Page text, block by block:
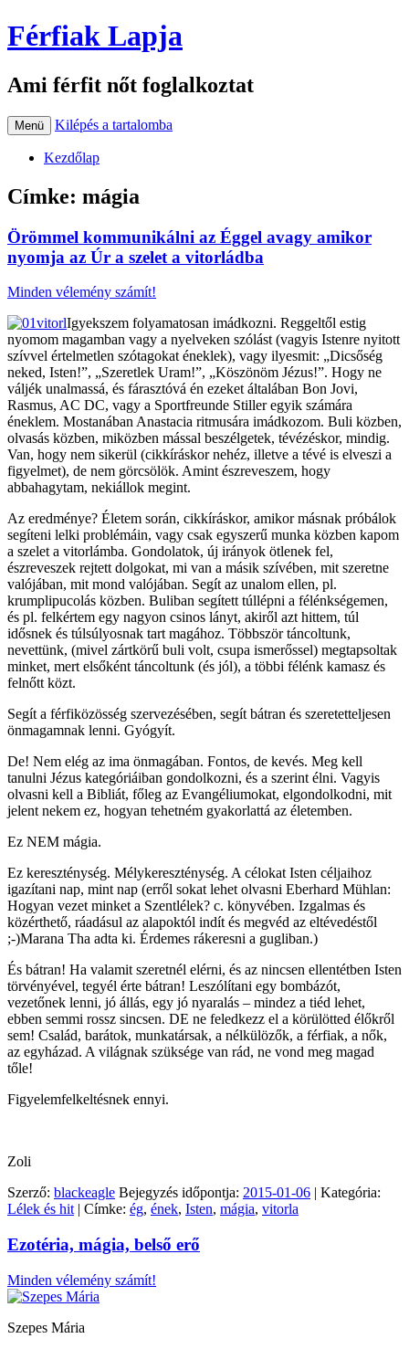
Férfiak Lapja
Ami férfit nőt foglalkoztat
Menü Kilépés a tartalomba
Kezdőlap
Címke: mágia
Örömmel kommunikálni az Éggel avagy amikor
nyomja az Úr a szelet a vitorládba
Minden vélemény számít!
Igyekszem folyamatosan imádkozni. Reggeltől estig
nyomom magamban vagy a nyelveken szólást (vagyis Istenre nyitott
szívvel értelmetlen szótagokat éneklek), vagy ilyesmit: „Dicsőség
neked, Isten!”, „Szeretlek Uram!”, „Köszönöm Jézus!”. Hogy ne
váljék unalmassá, és fárasztóvá én ezeket általában Bon Jovi,
Rasmus, AC DC, vagy a Sportfreunde Stiller egyik számára
éneklem. Mostanában Anastacia ritmusára imádkozom. Buli közben,
olvasás közben, miközben mással beszélgetek, tévézéskor, mindig.
Van, hogy nem sikerül (cikkíráskor nehéz, illetve a tévé is elveszi a
figyelmet), de nem görcsölök. Amint észreveszem, hogy
abbahagytam, nekiállok megint.
Az eredménye? Életem során, cikkíráskor, amikor másnak próbálok
segíteni lelki problémáin, vagy csak egyszerű munka közben kapom
a szelet a vitorlámba. Gondolatok, új irányok ötlenek fel,
észreveszek rejtett dolgokat, mi van a másik szívében, mit szeretne
valójában, mit mond valójában. Segít az unalom ellen, pl.
krumplipucolás közben. Buliban segített túllépni a félénkségemen,
és pl. felkértem egy nagyon csinos lányt, akiről azt hittem, túl
idősnek és túlsúlyosnak tart magához. Többször táncoltunk,
nevettünk, (mivel zártkörű buli volt, csupa ismerőssel) megtapsoltak
minket, mert elsőként táncoltunk (és jól), a többi félénk kamasz és
felnőtt közt.
Segít a férfiközösség szervezésében, segít bátran és szeretetteljesen
önmagamnak lenni. Gyógyít.
De! Nem elég az ima önmagában. Fontos, de kevés. Meg kell
tanulni Jézus kategóriáiban gondolkozni, és a szerint élni. Vagyis
olvasni kell a Bibliát, főleg az Evangéliumokat, elgondolkodni, mit
jelent nekem ez, hogyan tehetném gyakorlattá az életemben.
Ez NEM mágia.
Ez kereszténység. Mélykereszténység. A célokat Isten céljaihoz
igazítani nap, mint nap (erről sokat lehet olvasni Eberhard Mühlan:
Hogyan vezet minket a Szentlélek? c. könyvében. Izgalmas és
közérthető, ráadásul az alapoktól indít és megvéd az eltévedéstől
;-)Marana Tha adta ki. Érdemes rákeresni a gugliban.)
És bátran! Ha valamit szeretnél elérni, és az nincsen ellentétben Isten
törvényével, tegyél érte bátran! Leszólítani egy bombázót,
vezetőnek lenni, jó állás, egy jó nyaralás – mindez a tiéd lehet,
ebben semmi rossz sincsen. DE ne feledkezz el a körülötted élőkről
sem! Család, barátok, munkatársak, a nélkülözők, a férfiak, a nők,
az egyházad. A világnak szüksége van rád, ne vond meg magad
tőle!
Figyelemfelkeltésnek ennyi.
Zoli
Szerző: blackeagle Bejegyzés időpontja: 2015-01-06 | Kategória:
Lélek és hit | Címke: ég, ének, Isten, mágia, vitorla
Ezotéria, mágia, belső erő
Minden vélemény számít!
Szepes Mária